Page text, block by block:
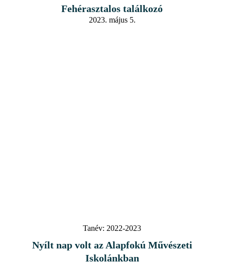
Fehérasztalos találkozó
2023. május 5.
Tanév: 2022-2023
Nyílt nap volt az Alapfokú Művészeti
Iskolánkban